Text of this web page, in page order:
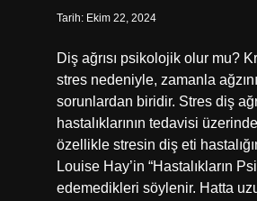
Tarih: Ekim 22, 2024
Diş ağrısı psikolojik olur mu?
stres nedeniyle, zamanla
sorunlardan biridir. Stres diş
hastalıklarının tedavisi
özellikle stresin diş eti
Louise Hay’in “Hastalıkların
edemedikleri söylenir. Hatta